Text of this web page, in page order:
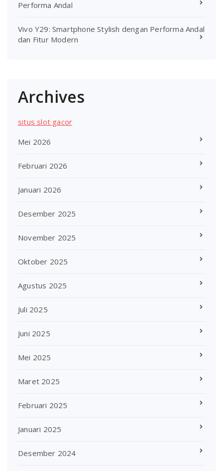
Performa Andal
Vivo Y29: Smartphone Stylish dengan Performa Andal
dan Fitur Modern
Archives
situs slot gacor
Mei 2026
Februari 2026
Januari 2026
Desember 2025
November 2025
Oktober 2025
Agustus 2025
Juli 2025
Juni 2025
Mei 2025
Maret 2025
Februari 2025
Januari 2025
Desember 2024